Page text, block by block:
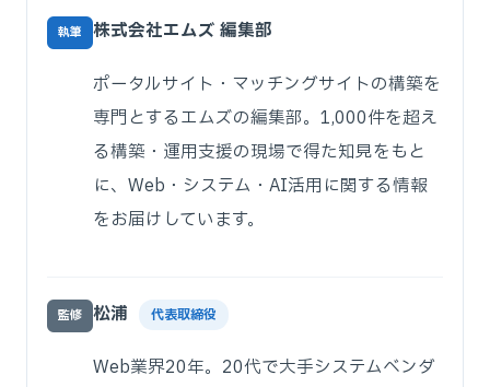
執筆 株式会社エムズ 編集部
ポータルサイト・マッチングサイトの構築を
専門とするエムズの編集部。1,000件を超え
る構築・運用支援の現場で得た知見をもと
に、Web・システム・AI活用に関する情報
をお届けしています。
監修 松浦 代表取締役
Web業界20年。20代で大手システムベンダ